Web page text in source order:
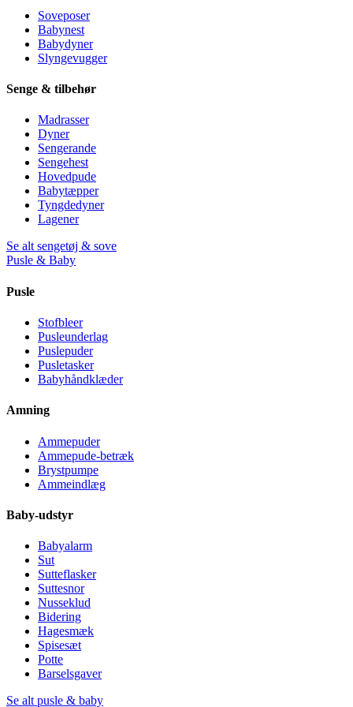
Soveposer
Babynest
Babydyner
Slyngevugger
Senge & tilbehør
Madrasser
Dyner
Sengerande
Sengehest
Hovedpude
Babytæpper
Tyngdedyner
Lagener
Se alt sengetøj & sove
Pusle & Baby
Pusle
Stofbleer
Pusleunderlag
Puslepuder
Pusletasker
Babyhåndklæder
Amning
Ammepuder
Ammepude-betræk
Brystpumpe
Ammeindlæg
Baby-udstyr
Babyalarm
Sut
Sutteflasker
Suttesnor
Nusseklud
Bidering
Hagesmæk
Spisesæt
Potte
Barselsgaver
Se alt pusle & baby